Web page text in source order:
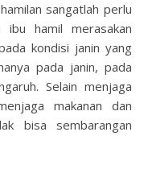
sangatlah perlu
ibu hamil merasakan
kondisi janin yang
pada janin, pada
Selain menjaga
makanan dan
bisa sembarangan